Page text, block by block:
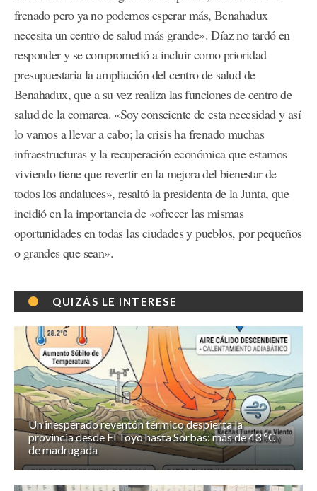
frenado pero ya no podemos esperar más, Benahadux
necesita un centro de salud más grande». Díaz no tardó en
responder y se comprometió a incluir como prioridad
presupuestaria la ampliación del centro de salud de
Benahadux, que a su vez realiza las funciones de centro de
salud de la comarca. «Soy consciente de esta necesidad y así
lo vamos a llevar a cabo; la crisis ha frenado muchas
infraestructuras y la recuperación económica que estamos
viviendo tiene que revertir en la mejora del bienestar de
todos los andaluces», resaltó la presidenta de la Junta, que
incidió en la importancia de «ofrecer las mismas
oportunidades en todas las ciudades y pueblos, por pequeños
o grandes que sean».
QUIZÁS LE INTERESE
Un inesperado reventón térmico despierta la
provincia desde El Toyo hasta Sorbas: más de 43 ºC
de madrugada